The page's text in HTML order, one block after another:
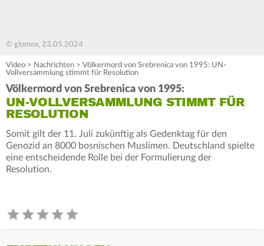
© glomex, 23.05.2024
Video > Nachrichten > Völkermord von Srebrenica von 1995: UN-
Vollversammlung stimmt für Resolution
Völkermord von Srebrenica von 1995:
UN-VOLLVERSAMMLUNG STIMMT FÜR
RESOLUTION
Somit gilt der 11. Juli zukünftig als Gedenktag für den
Genozid an 8000 bosnischen Muslimen. Deutschland spielte
eine entscheidende Rolle bei der Formulierung der
Resolution.